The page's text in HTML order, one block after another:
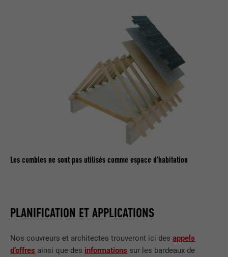
Les combles ne sont pas utilisés comme espace d’habitation
PLANIFICATION ET APPLICATIONS
Nos couvreurs et architectes trouveront ici desappels
d’offres ainsi que des informations sur les bardeaux de
Utilisé par le service de réseau social
LinkedIn pour suivre l'utilisation de
services intégrés.
bscookie
Utilisé par le service de réseau social
FOURNISSEUR LinkedIn